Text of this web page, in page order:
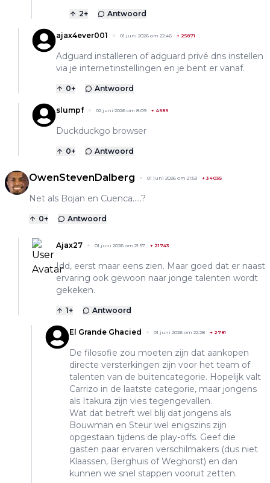
2+ Antwoord
ajax4ever001 01 juni 2026 om 22:46 + 25871
Adguard installeren of adguard privé dns instellen
via je internetinstellingen en je bent er vanaf.
0+ Antwoord
slumpf 02 juni 2026 om 8:09 + 4989
Duckduckgo browser
0+ Antwoord
OwenStevenDalberg 01 juni 2026 om 21:53 + 34035
Net als Bojan en Cuenca.....?
0+ Antwoord
Ajax27 01 juni 2026 om 21:57 + 21743
Idd, eerst maar eens zien. Maar goed dat er naast
ervaring ook gewoon naar jonge talenten wordt
gekeken.
1+ Antwoord
El Grande Ghacied 01 juni 2026 om 22:28 + 2781
De filosofie zou moeten zijn dat aankopen
directe versterkingen zijn voor het team of
talenten van de buitencategorie. Hopelijk valt
Carrizo in de laatste categorie, maar jongens
als Itakura zijn vies tegengevallen.
Wat dat betreft wel blij dat jongens als
Bouwman en Steur wel enigszins zijn
opgestaan tijdens de play-offs. Geef die
gasten paar ervaren verschilmakers (dus niet
Klaassen, Berghuis of Weghorst) en dan
kunnen we snel stappen vooruit zetten.